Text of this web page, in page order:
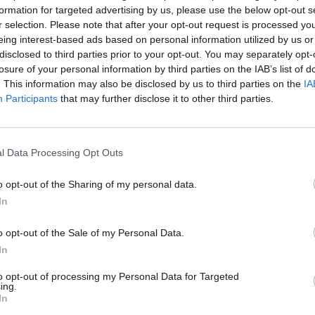
for targeted advertising by us, please use the below opt-out
selection. Please note that after your opt-out request is processed
interest-based ads based on personal information utilized by us
to third parties prior to your opt-out. You may separately
of your personal information by third parties on the IAB’s list of
This information may also be disclosed by us to third parties on the
Participants that may further disclose it to other third parties.
Data Processing Opt Outs
opt-out of the Sharing of my personal data.
opt-out of the Sale of my Personal Data.
opt-out of processing my Personal Data for Targeted
MSZP-s képviselőnek adott legújabb
Tanácsadó Zrt. házipénztárából loptak a
az egymilliárd forintot meghaladó értékben.
fel az egymilliárd forintot is meghaladó készpénzt, azt
bűncselekmény elkövetésének részét képezik-e. Polt szerint a
portfolio.hu hírarchívumához tartozik, melynek olvasása